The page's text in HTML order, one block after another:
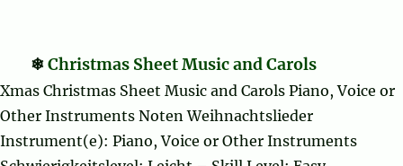
Christmas Sheet Music and Carols
Xmas Christmas Sheet Music and Carols Piano, Voice or
Other Instruments Noten Weihnachtslieder
Instrument(e): Piano, Voice or Other Instruments